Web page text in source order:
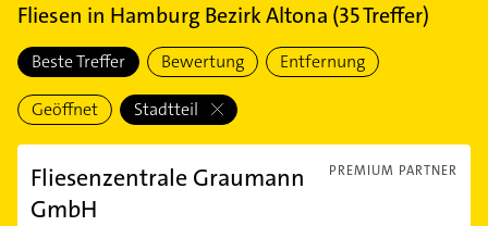
Fliesen in Hamburg Bezirk Altona (35Treffer)
Beste Treffer Bewertung Entfernung
Geöffnet Stadtteil
PREMIUM PARTNER
Fliesenzentrale Graumann
GmbH